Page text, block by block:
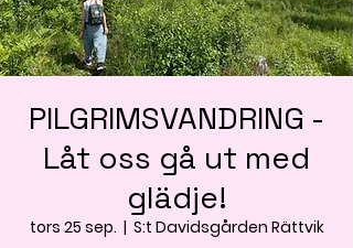
PILGRIMSVANDRING -
Låt oss gå ut med
glädje!
tors 25 sep.
  |
S:t Davidsgården Rättvik